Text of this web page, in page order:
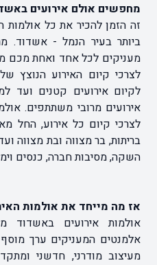
מחפשים אולם אירועים
זה הזמן להכיר את כל אולמות
ביותר בעיר הנמל - אשדוד.
מעניקים לכל אחד ואחת מכם
לצרכי קיום האירוע הנוצץ
לקיום אירועים קטנים ועד
אירועים מרובי משתתפים.
לצרכי קיום כל אירוע, החל
בריתות, בר מצווה ובת מצווה
השקה, מסיבות חברה, כנסים
אז מה מייחד את אולמות
אולמות אירועים באשדוד
אלמנטים המעניקים ערך
מעיצוב מודרני, חדשני